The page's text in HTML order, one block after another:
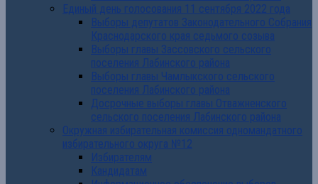
Единый день голосования 11 сентября 2022 года
Выборы депутатов Законодательного Собрания
Краснодарского края седьмого созыва
Выборы главы Зассовского сельского
поселения Лабинского района
Выборы главы Чамлыкского сельского
поселения Лабинского района
Досрочные выборы главы Отважненского
сельского поселения Лабинского района
Окружная избирательная комиссия одномандатного
избирательного округа №12
Избирателям
Кандидатам